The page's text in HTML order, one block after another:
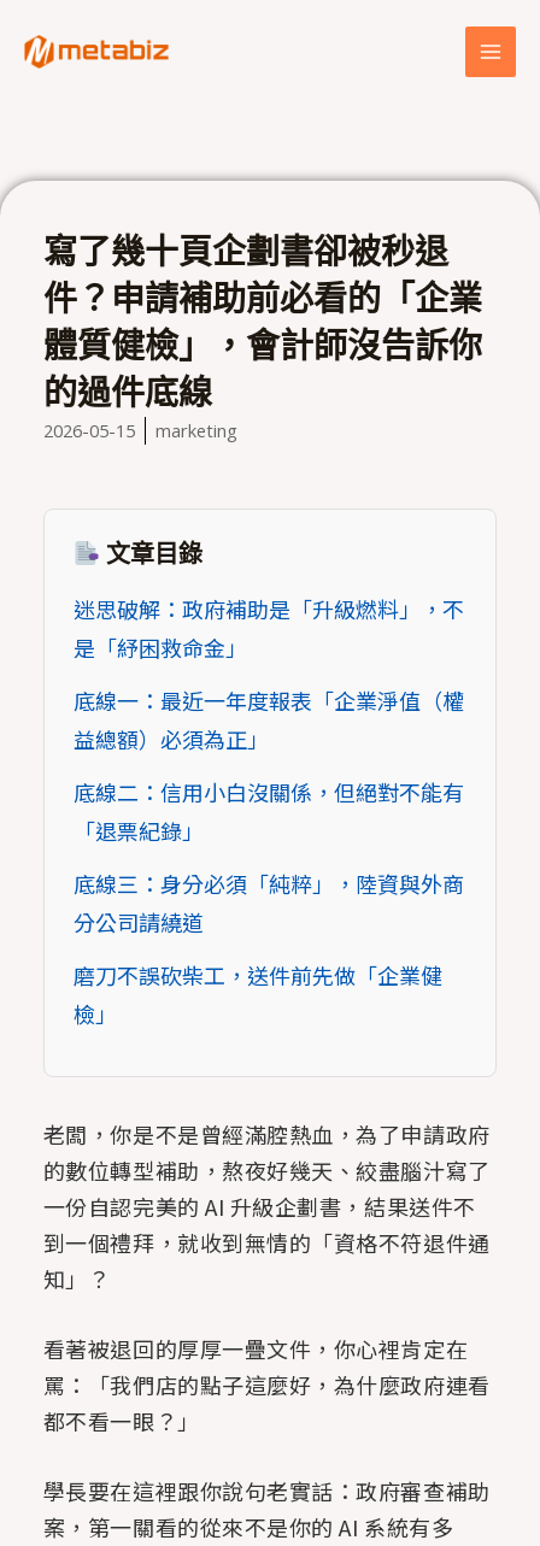
寫了幾十頁企劃書卻被秒退
件？申請補助前必看的「企業
體質健檢」，會計師沒告訴你
的過件底線
2026-05-15 marketing
文章目錄
迷思破解：政府補助是「升級燃料」，不
是「紓困救命金」
底線一：最近一年度報表「企業淨值（權
益總額）必須為正」
底線二：信用小白沒關係，但絕對不能有
「退票紀錄」
底線三：身分必須「純粹」，陸資與外商
分公司請繞道
磨刀不誤砍柴工，送件前先做「企業健
檢」
老闆，你是不是曾經滿腔熱血，為了申請政府
的數位轉型補助，熬夜好幾天、絞盡腦汁寫了
一份自認完美的 AI 升級企劃書，結果送件不
到一個禮拜，就收到無情的「資格不符退件通
知」？
看著被退回的厚厚一疊文件，你心裡肯定在
罵：「我們店的點子這麼好，為什麼政府連看
都不看一眼？」
學長要在這裡跟你說句老實話：政府審查補助
案，第一關看的從來不是你的 AI 系統有多